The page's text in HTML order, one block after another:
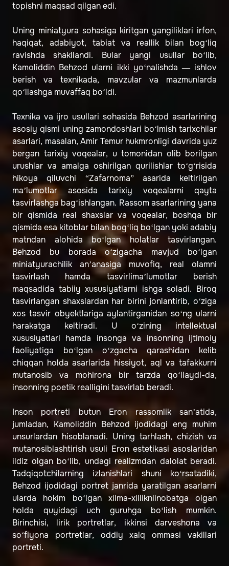
topishni maqsad qilgan edi.
Uning miniatyura sohasiga kiritgan yangiliklari irfon,
haqiqat, adabiyot, tabiat va reallik bilan bog‘liq
ravishda shakllandi. Bular yangi usullar bo‘lib,
Kamoliddin Behzod ularni ikki yo‘nalishda — ishlov
berish va texnikada, mavzular va mazmunlarda
qo‘llashga muvaffaq bo‘ldi.
Texnika va ijro usullari sohasida Behzod asarlarining
asosiy qismi uning zamondoshlari bo‘lmish tarixchilar
asarlari, masalan, Amir Temur hukmronligi davrida yuz
bergan tarixiy voqealar, u tomonidan olib borilgan
urushlar va amalga oshirilgan qurilishlar to‘g‘risida
hikoya qiluvchi “Zafarnoma” asarida keltirilgan
maʼlumotlar asosida tarixiy voqealarni qayta
tasvirlashga bag‘ishlangan. Rassom asarlarining yana
bir qismida real shaxslar va voqealar, boshqa bir
qismida esa kitoblar bilan bog‘liq bo‘lgan yoki adabiy
matndan alohida bo‘lgan holatlar tasvirlangan.
Behzod bu borada o‘zigacha mavjud bo‘lgan
miniatyurachilik anʼanasiga muvofiq, real olamni
tasvirlash hamda tasvirlimaʼlumotlar berish
maqsadida tabiiy xususiyatlarni ishga soladi. Biroq
tasvirlangan shaxslardan har birini jonlantirib, o‘ziga
xos tasvir obyektlariga aylantirganidan so‘ng ularni
harakatga keltiradi. U o‘zining intellektual
xususiyatlari hamda insonga va insonning ijtimoiy
faoliyatiga bo‘lgan o‘zgacha qarashidan kelib
chiqqan holda asarlarida hissiyot, aql va tafakkurni
mutanosib va mohirona bir tarzda qo‘llaydi-da,
insonning poetik realligini tasvirlab beradi.
Inson portreti butun Eron rassomlik sanʼatida,
jumladan, Kamoliddin Behzod ijodidagi eng muhim
unsurlardan hisoblanadi. Uning tarhlash, chizish va
mutanosiblashtirish usuli Eron estetikasi asoslaridan
ildiz olgan bo‘lib, undagi realizmdan dalolat beradi.
Tadqiqotchilarning izlanishlari shuni ko‘rsatadiki,
Behzod ijodidagi portret janrida yaratilgan asarlarni
ularda hokim bo‘lgan xilma-xillikniinobatga olgan
holda quyidagi uch guruhga bo‘lish mumkin.
Birinchisi, lirik portretlar, ikkinsi darveshona va
so‘fiyona portretlar, oddiy xalq ommasi vakillari
portreti.